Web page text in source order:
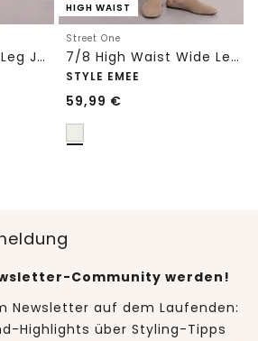
High Waist Barrel Leg Jeans im Loose Fit
HIGH WAIST
Street One
7/8 High Waist Wide Leg Jeans im Loose Fit
STYLE EMEE
59,99 €
Community werden!
Newsletter auf dem Laufenden:
Highlights über Styling-Tipps